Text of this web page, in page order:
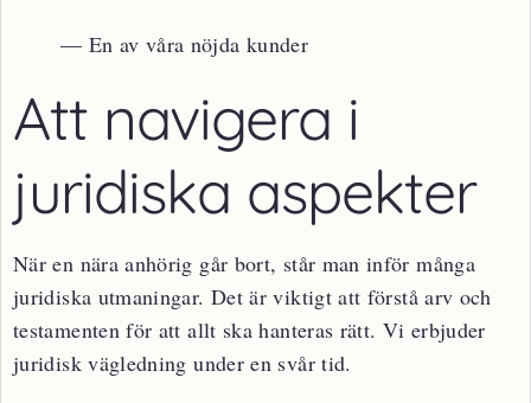
— En av våra nöjda kunder
Att navigera i
juridiska aspekter
När en nära anhörig går bort, står man inför många
juridiska utmaningar. Det är viktigt att förstå arv och
testamenten för att allt ska hanteras rätt. Vi erbjuder
juridisk vägledning under en svår tid.